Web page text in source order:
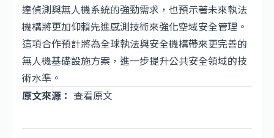
達偵測與無人機系統的強勁需求，也預示著未來執法
機構將更加仰賴先進感測技術來強化空域安全管理。
這項合作預計將為全球執法與安全機構帶來更完善的
無人機基礎設施方案，進一步提升公共安全領域的技
術水準。
原文來源： 查看原文